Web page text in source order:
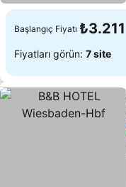
Başlangıç Fiyatı ₺3.211
Fiyatları görün: 7 site